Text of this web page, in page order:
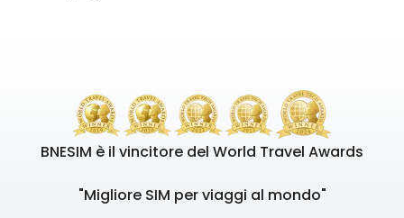
BNESIM è il vincitore del World Travel Awards
"Migliore SIM per viaggi al mondo"